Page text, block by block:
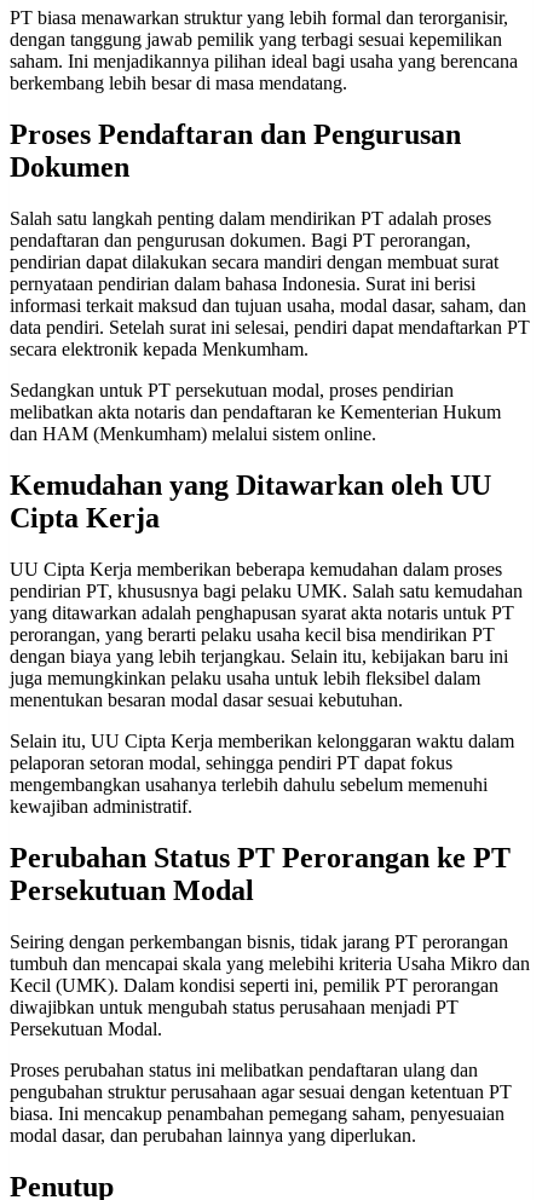
PT biasa menawarkan struktur yang lebih formal dan terorganisir,
dengan tanggung jawab pemilik yang terbagi sesuai kepemilikan
saham. Ini menjadikannya pilihan ideal bagi usaha yang berencana
berkembang lebih besar di masa mendatang.
Proses Pendaftaran dan Pengurusan
Dokumen
Salah satu langkah penting dalam mendirikan PT adalah proses
pendaftaran dan pengurusan dokumen. Bagi PT perorangan,
pendirian dapat dilakukan secara mandiri dengan membuat surat
pernyataan pendirian dalam bahasa Indonesia. Surat ini berisi
informasi terkait maksud dan tujuan usaha, modal dasar, saham, dan
data pendiri. Setelah surat ini selesai, pendiri dapat mendaftarkan PT
secara elektronik kepada Menkumham.
Sedangkan untuk PT persekutuan modal, proses pendirian
melibatkan akta notaris dan pendaftaran ke Kementerian Hukum
dan HAM (Menkumham) melalui sistem online.
Kemudahan yang Ditawarkan oleh UU
Cipta Kerja
UU Cipta Kerja memberikan beberapa kemudahan dalam proses
pendirian PT, khususnya bagi pelaku UMK. Salah satu kemudahan
yang ditawarkan adalah penghapusan syarat akta notaris untuk PT
perorangan, yang berarti pelaku usaha kecil bisa mendirikan PT
dengan biaya yang lebih terjangkau. Selain itu, kebijakan baru ini
juga memungkinkan pelaku usaha untuk lebih fleksibel dalam
menentukan besaran modal dasar sesuai kebutuhan.
Selain itu, UU Cipta Kerja memberikan kelonggaran waktu dalam
pelaporan setoran modal, sehingga pendiri PT dapat fokus
mengembangkan usahanya terlebih dahulu sebelum memenuhi
kewajiban administratif.
Perubahan Status PT Perorangan ke PT
Persekutuan Modal
Seiring dengan perkembangan bisnis, tidak jarang PT perorangan
tumbuh dan mencapai skala yang melebihi kriteria Usaha Mikro dan
Kecil (UMK). Dalam kondisi seperti ini, pemilik PT perorangan
diwajibkan untuk mengubah status perusahaan menjadi PT
Persekutuan Modal.
Proses perubahan status ini melibatkan pendaftaran ulang dan
pengubahan struktur perusahaan agar sesuai dengan ketentuan PT
biasa. Ini mencakup penambahan pemegang saham, penyesuaian
modal dasar, dan perubahan lainnya yang diperlukan.
Penutup